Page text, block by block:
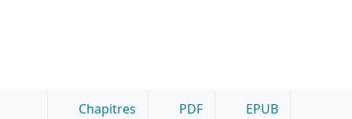
Chapitres PDF EPUB